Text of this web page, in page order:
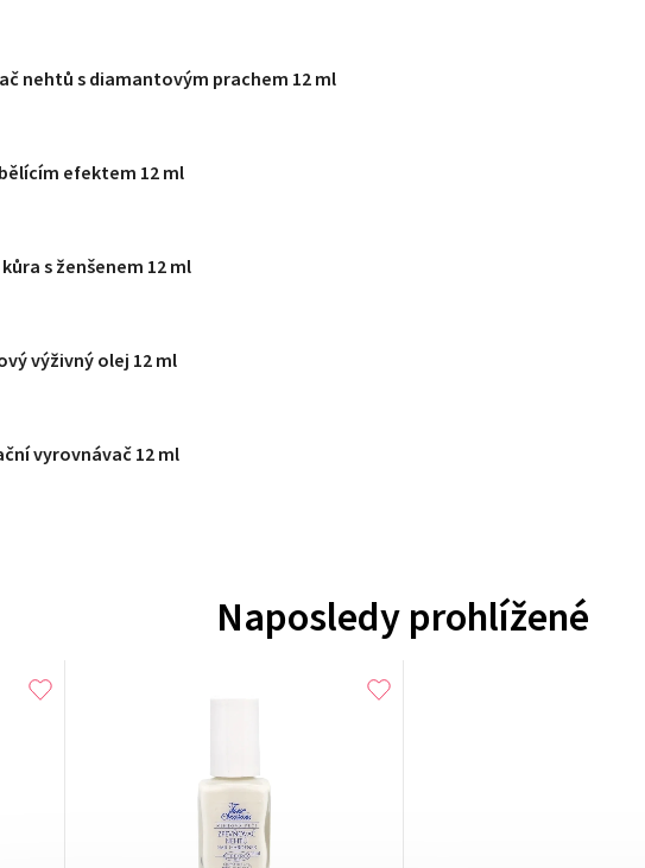
nehtů s diamantovým prachem 12 ml
efektem 12 ml
s ženšenem 12 ml
výživný olej 12 ml
vyrovnávač 12 ml
Naposledy prohlížené